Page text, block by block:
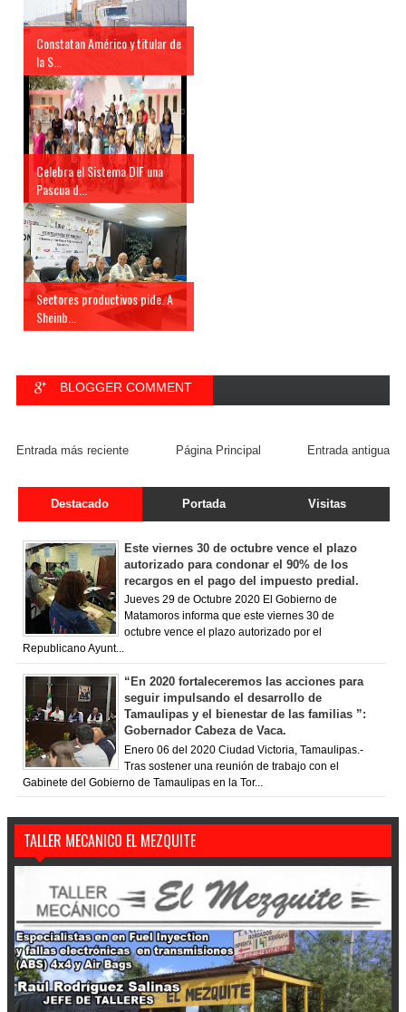
Constatan Américo y titular de
la S...
Celebra el Sistema DIF una
Pascua d...
Sectores productivos pide. A
Sheinb...
BLOGGER COMMENT
Entrada más reciente Entrada antigua
Página Principal
Destacado Portada Visitas
Este viernes 30 de octubre vence el plazo
autorizado para condonar el 90% de los
recargos en el pago del impuesto predial.
Jueves 29 de Octubre 2020 El Gobierno de
Matamoros informa que este viernes 30 de
octubre vence el plazo autorizado por el
Republicano Ayunt...
“En 2020 fortaleceremos las acciones para
seguir impulsando el desarrollo de
Tamaulipas y el bienestar de las familias ”:
Gobernador Cabeza de Vaca.
Enero 06 del 2020 Ciudad Victoria, Tamaulipas.-
Tras sostener una reunión de trabajo con el
Gabinete del Gobierno de Tamaulipas en la Tor...
TALLER MECANICO EL MEZQUITE